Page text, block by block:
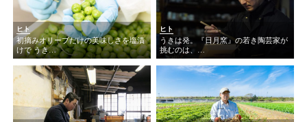
ヒト
初摘みオリーブだけの美味しさを塩漬
けで うき…
ヒト
うきは発。『日月窯』の若き陶芸家が
挑むのは、…